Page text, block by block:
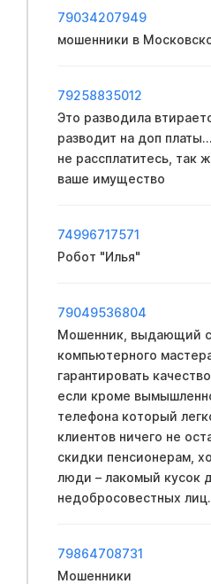
79034207949
мошенники в
79258835012
Это разводила
разводит на доп
не рассплатитесь, так
ваше имущество
74996717571
Робот "Илья"
79049536804
Мошенник, выдающий
компьютерного
гарантировать
если кроме
телефона который
клиентов ничего не
скидки пенсионерам,
люди – лакомый кусок
недобросовестных лиц.
79864708731
Мошенники